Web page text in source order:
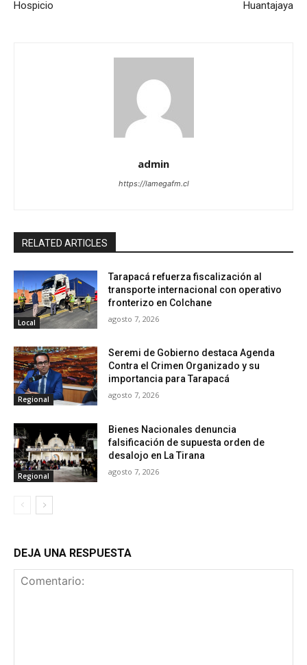
Hospicio
Huantajaya
admin
https://lamegafm.cl
RELATED ARTICLES
Local
Tarapacá refuerza fiscalización al
transporte internacional con operativo
fronterizo en Colchane
agosto 7, 2026
Regional
Seremi de Gobierno destaca Agenda
Contra el Crimen Organizado y su
importancia para Tarapacá
agosto 7, 2026
Regional
Bienes Nacionales denuncia
falsificación de supuesta orden de
desalojo en La Tirana
agosto 7, 2026
DEJA UNA RESPUESTA